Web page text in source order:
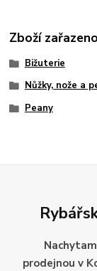
Zboží
Bižuterie
Nůžky, nože a
Peany
prodejnou v